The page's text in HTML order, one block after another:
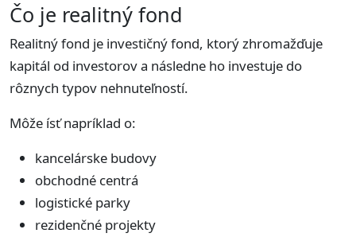
Čo je realitný fond
Realitný fond je investičný fond, ktorý zhromažďuje
kapitál od investorov a následne ho investuje do
rôznych typov nehnuteľností.
Môže ísť napríklad o:
kancelárske budovy
obchodné centrá
logistické parky
rezidenčné projekty